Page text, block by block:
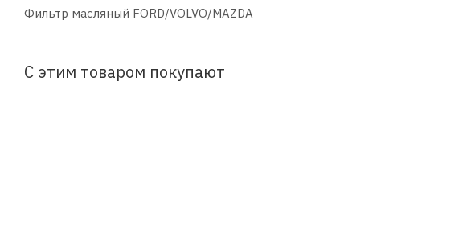
Фильтр масляный FORD/VOLVO/MAZDA
С этим товаром покупают